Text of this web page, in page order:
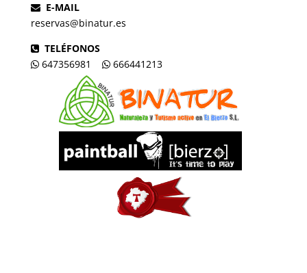
E-MAIL
reservas@binatur.es
TELÉFONOS
647356981
666441213